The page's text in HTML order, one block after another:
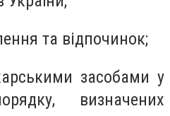
та відпочинок;
засобами у
визначених